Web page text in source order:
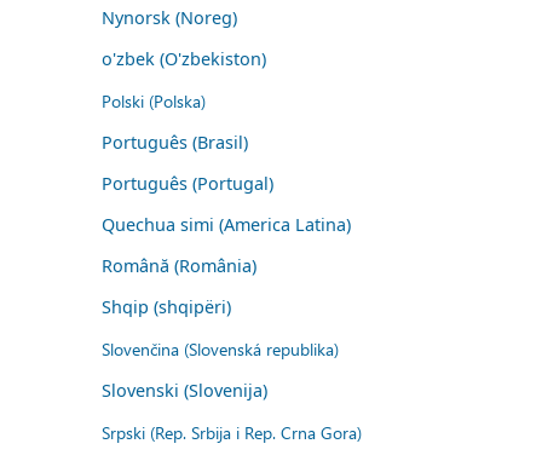
Nynorsk (Noreg)
o'zbek (O'zbekiston)
Polski (Polska)
Português (Brasil)
Português (Portugal)
Quechua simi (America Latina)
Română (România)
Shqip (shqipëri)
Slovenčina (Slovenská republika)
Slovenski (Slovenija)
Srpski (Rep. Srbija i Rep. Crna Gora)